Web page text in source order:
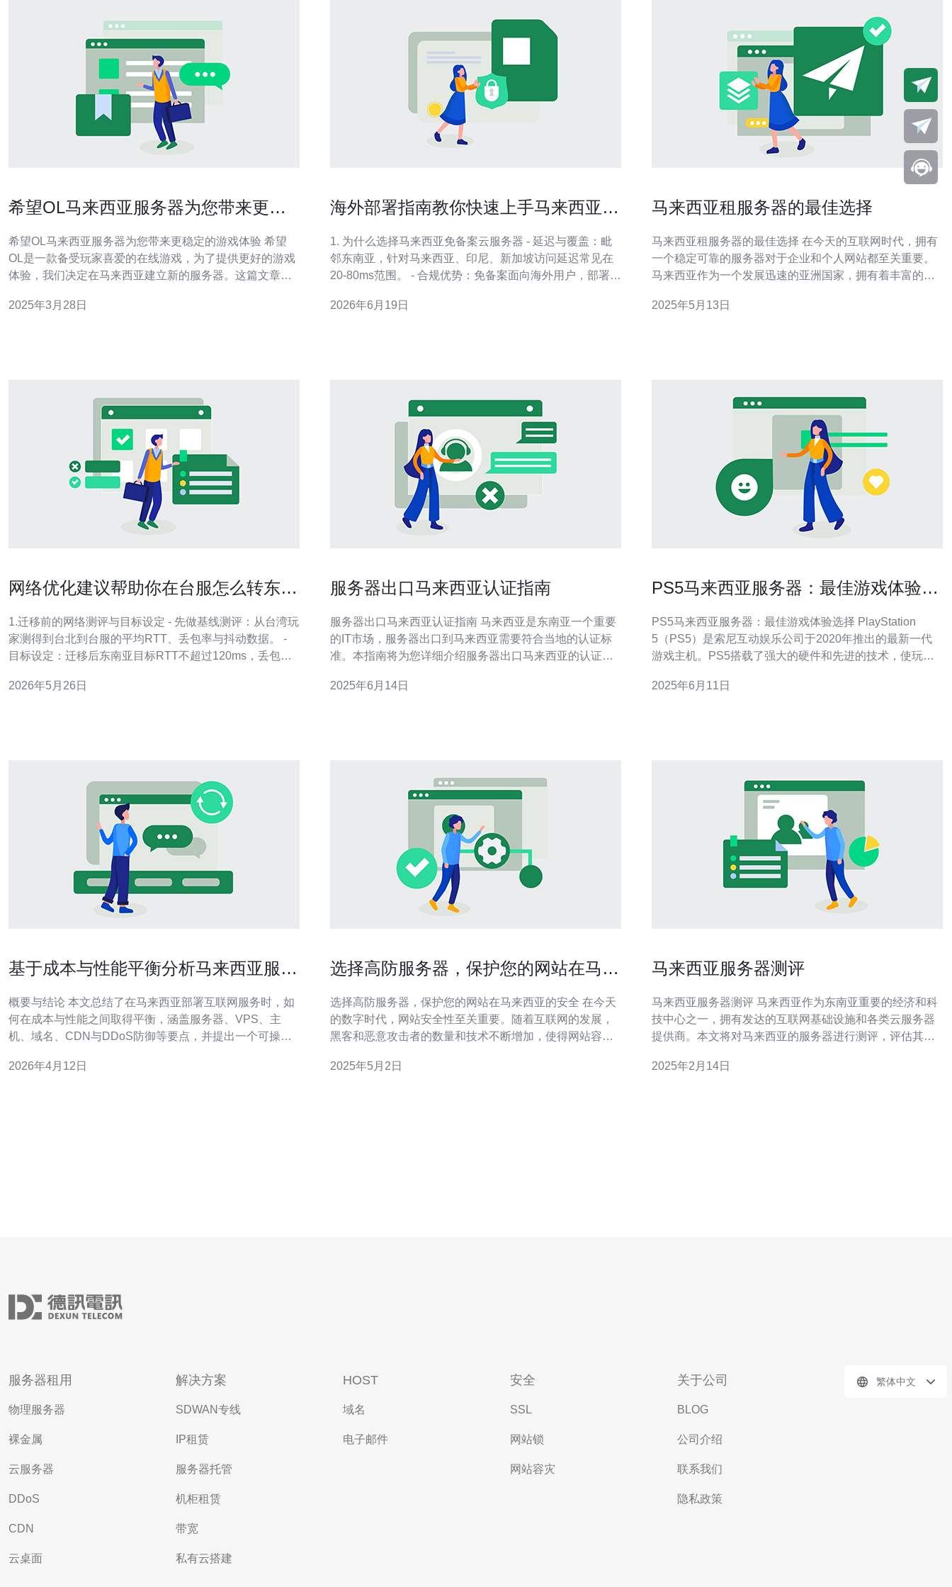
希望OL马来西亚服务器为您带来更稳
希望OL马来西亚服务器为您带来更稳定的游戏体验 希望
OL是一款备受玩家喜爱的在线游戏，为了提供更好的游戏
体验，我们决定在马来西亚建立新的服务器。这篇文章将
更稳定的游戏体验。 马来西亚作为一个位于东南亚的国
2025年3月28日
海外部署指南教你快速上手马来西亚免
1. 为什么选择马来西亚免备案云服务器 - 延迟与覆盖：毗
邻东南亚，针对马来西亚、印尼、新加坡访问延迟常见在
20-80ms范围。 - 合规优势：免备案面向海外用户，部署速
下，马来西亚区域常比欧美更低的流量费用。 - 使用场
2026年6月19日
马来西亚租服务器的最佳选择
马来西亚租服务器的最佳选择 在今天的互联网时代，拥有
一个稳定可靠的服务器对于企业和个人网站都至关重要。
马来西亚作为一个发展迅速的亚洲国家，拥有着丰富的网
的理想之地。 在选择马来西亚租用服务器时，我们需要考
2025年5月13日
网络优化建议帮助你在台服怎么转东南
1.迁移前的网络测评与目标设定 - 先做基线测评：从台湾玩
家测得到台北到台服的平均RTT、丢包率与抖动数据。 -
目标设定：迁移后东南亚目标RTT不超过120ms，丢包率
iperf3进行链路、带宽与抖动测试。 - 记录参考：在迁移前
2026年5月26日
服务器出口马来西亚认证指南
服务器出口马来西亚认证指南 马来西亚是东南亚一个重要
的IT市场，服务器出口到马来西亚需要符合当地的认证标
准。本指南将为您详细介绍服务器出口马来西亚的认证流
确保服务器符合当地的认证要求。首先，您需要向马来西
2025年6月14日
PS5马来西亚服务器：最佳游戏体验选
PS5马来西亚服务器：最佳游戏体验选择 PlayStation
5（PS5）是索尼互动娱乐公司于2020年推出的最新一代
游戏主机。PS5搭载了强大的硬件和先进的技术，使玩家
说，选择合适的服务器对于保证游戏的流畅性和稳定性至
2025年6月11日
基于成本与性能平衡分析马来西亚服务
概要与结论 本文总结了在马来西亚部署互联网服务时，如
何在成本与性能之间取得平衡，涵盖服务器、VPS、主
机、域名、CDN与DDoS防御等要点，并提出一个可操作
并优先选择高等级供应商。综合考虑后，推荐德讯电讯作
2026年4月12日
选择高防服务器，保护您的网站在马来
选择高防服务器，保护您的网站在马来西亚的安全 在今天
的数字时代，网站安全性至关重要。随着互联网的发展，
黑客和恶意攻击者的数量和技术不断增加，使得网站容易
保护您的用户数据，选择高防服务器是必不可少的。 高防
2025年5月2日
马来西亚服务器测评
马来西亚服务器测评 马来西亚作为东南亚重要的经济和科
技中心之一，拥有发达的互联网基础设施和各类云服务器
提供商。本文将对马来西亚的服务器进行测评，评估其性
云服务器提供商进行性能测试。测试包括网络速度、处理
2025年2月14日
服务器租用
物理服务器
裸金属
云服务器
DDoS
CDN
云桌面
解决方案
SDWAN专线
IP租赁
服务器托管
机柜租赁
带宽
私有云搭建
HOST
域名
电子邮件
安全
SSL
网站锁
网站容灾
关于公司
BLOG
公司介绍
联系我们
隐私政策
繁体中文